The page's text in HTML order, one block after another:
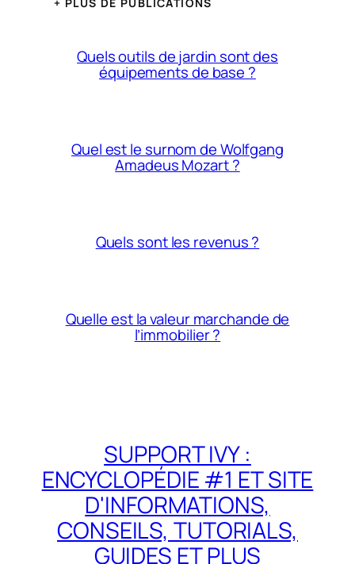
Quels outils de jardin sont des
équipements de base ?
Quel est le surnom de Wolfgang
Amadeus Mozart ?
Quels sont les revenus ?
Quelle est la valeur marchande de
l’immobilier ?
SUPPORT IVY :
ENCYCLOPÉDIE #1 ET SITE
D'INFORMATIONS,
CONSEILS, TUTORIALS,
GUIDES ET PLUS